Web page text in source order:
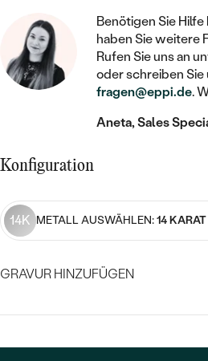
IM SET
GÜNSTIG
LUXURIÖSE
LAB GROWN
EINFASSEN
FARBIGE DIAMANTEN
MIT DIAMANT
MIT LAB GROWN
MIT MOISSANIT
MIT FARBIGEN
SCHMUCK FÜR KINDER
BROSCHEN
SCHMUCKZUBEHÖR
NACH MATERIAL
SILBER
PLATIN
NACH STEIN
DIAMANTSCHMUCK
PIERCINGS
MIT EDELSTEIN
PERLENOHRRINGE
MEDAILLON
KETTEN
HERZKETTEN
MIT DIAMANT
MIT EDELSTEIN
SIEGELRINGE
PERSONALISIERT
NACH EDELSTEIN
MIT DIAMANT
MIT EDELSTEIN
PERLENRINGE
Benötigen Sie
haben Sie weitere
Rufen Sie uns an
oder schreiben Sie
fragen@eppi.de.
Aneta, Sales
Konfiguration
14K METALL AUSWÄHLEN:14
GRAVUR HINZUFÜGEN